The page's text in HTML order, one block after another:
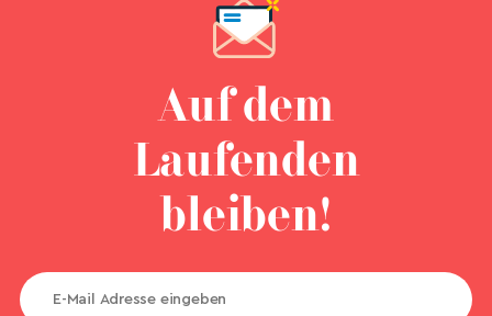
Auf dem
Laufenden
bleiben!